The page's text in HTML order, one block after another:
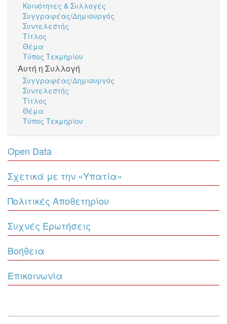
Κοινότητες & Συλλογές
Συγγραφέας/Δημιουργός
Συντελεστής
Τίτλος
Θέμα
Τύπος Τεκμηρίου
Αυτή η Συλλογή
Συγγραφέας/Δημιουργός
Συντελεστής
Τίτλος
Θέμα
Τύπος Τεκμηρίου
Open Data
Σχετικά με την «Υπατία»
Πολιτικές Αποθετηρίου
Συχνές Ερωτήσεις
Βοήθεια
Επικοινωνία